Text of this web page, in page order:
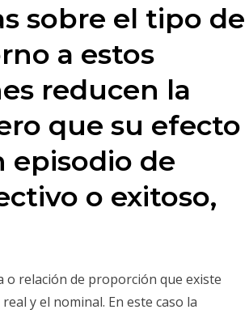
sobre el tipo de
a estos
reducen la
que su efecto
episodio de
o exitoso,
o relación de proporción que existe
y el nominal. En este caso la